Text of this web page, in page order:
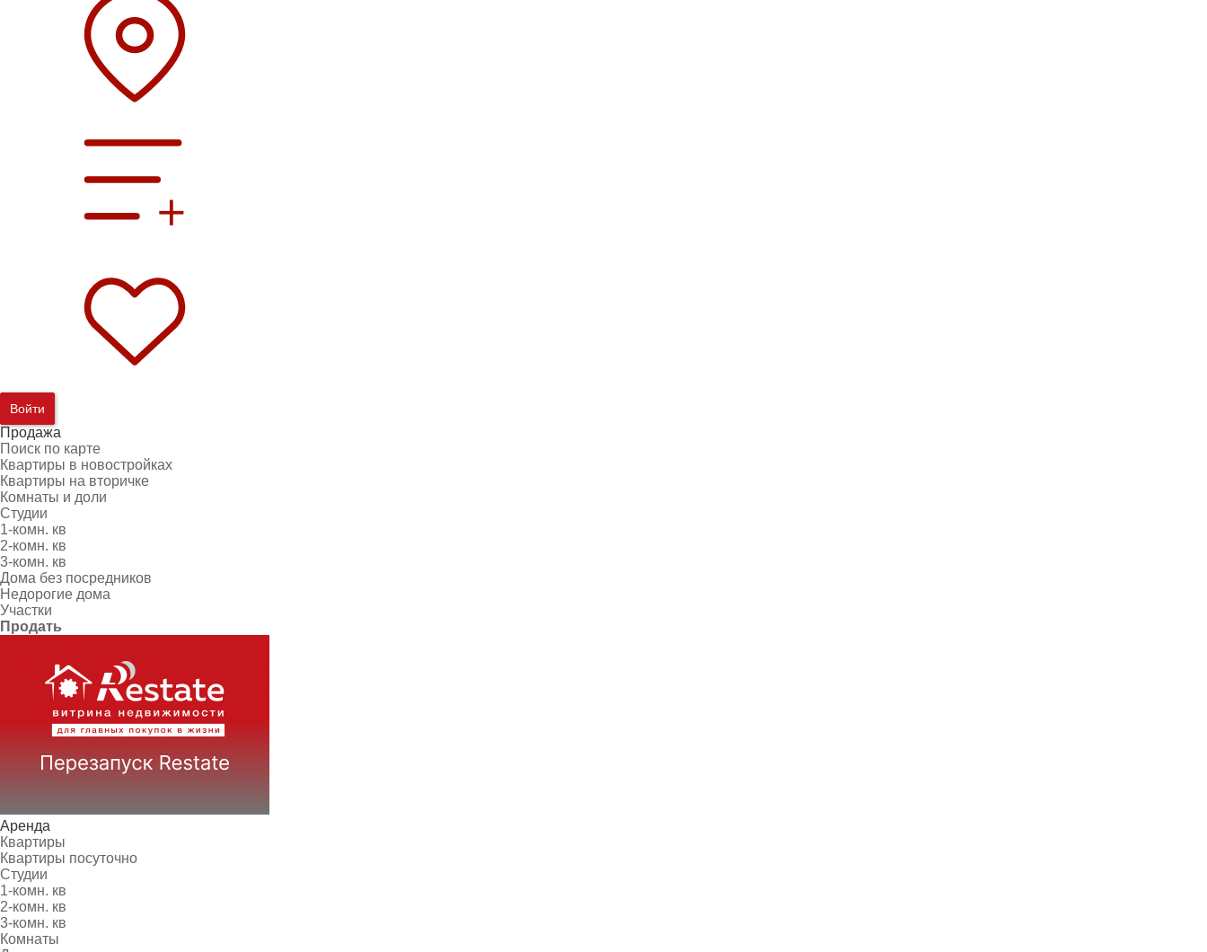
Войти
Продажа
Поиск по карте
Квартиры в новостройках
Квартиры на вторичке
Комнаты и доли
Студии
1-комн. кв
2-комн. кв
3-комн. кв
Дома без посредников
Недорогие дома
Участки
Продать
Аренда
Квартиры
Квартиры посуточно
Студии
1-комн. кв
2-комн. кв
3-комн. кв
Комнаты